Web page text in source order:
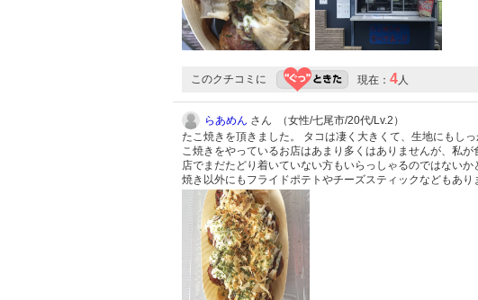
このクチコミに 現在： 4人
らあめん さん （女性/七尾市/20代/Lv.2）
たこ焼きを頂きました。 タコは凄く大きくて、生地にもし
こ焼きをやっているお店はあまり多くはありませんが、私
店でまだたどり着いていない方もいらっしゃるのではない
焼き以外にもフライドポテトやチーズスティックなどもあり